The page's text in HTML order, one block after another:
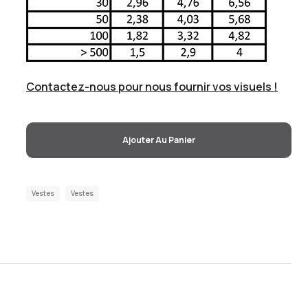
Contactez-nous pour nous fournir vos visuels !
Ajouter Au Panier
Vestes Vestes